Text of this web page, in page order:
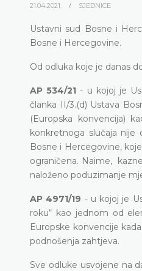
21.04.2021. SJEDNICE
Ustavni sud Bosne i
Bosne i Hercegovine.
Od odluka koje je danas
AP 534/21 - u kojoj je
članka II/3.(d) Ustava
(Europska konvencija)
konkretnoga slučaja nije
Bosne i Hercegovine,
ograničena. Naime,
naloženo poduzimanje
AP 4971/19 - u kojoj je
roku“ kao jednom od
Europske konvencije
podnošenja zahtjeva.
Sve odluke usvojene na